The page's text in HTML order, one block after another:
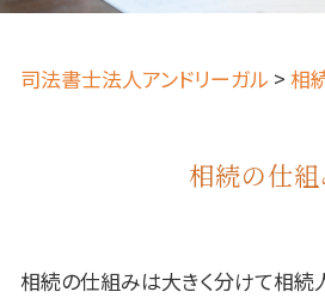
司法書士法人アンドリーガル > 相
相続の仕組
相続の仕組みは大きく分けて相続